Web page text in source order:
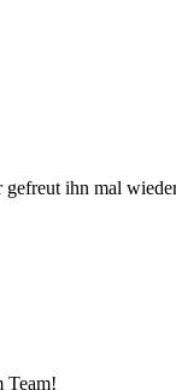
ihn mal
Team!